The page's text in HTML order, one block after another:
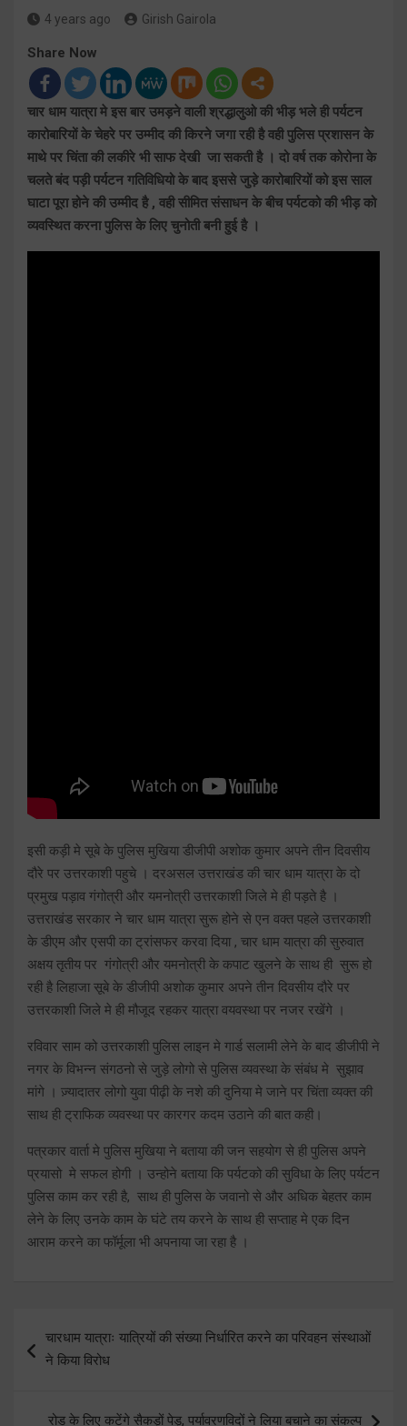
4 years ago Girish Gairola
Share Now
चार धाम यात्रा मे इस बार उमड़ने वाली श्रद्धालुओ की भीड़ भले ही पर्यटन
कारोबारियों के चेहरे पर उम्मीद की किरने जगा रही है वही पुलिस प्रशासन के
माथे पर चिंता की लकीरे भी साफ देखी जा सकती है । दो वर्ष तक कोरोना के
चलते बंद पड़ी पर्यटन गतिविधियो के बाद इससे जुड़े कारोबारियों को इस साल
घाटा पूरा होने की उम्मीद है , वही सीमित संसाधन के बीच पर्यटको की भीड़ को
व्यवस्थित करना पुलिस के लिए चुनोती बनी हुई है ।
इसी कड़ी मे सूबे के पुलिस मुखिया डीजीपी अशोक कुमार अपने तीन दिवसीय
दौरे पर उत्तरकाशी पहुचे । दरअसल उत्तराखंड की चार धाम यात्रा के दो
प्रमुख पड़ाव गंगोत्री और यमनोत्री उत्तरकाशी जिले मे ही पड़ते है ।
उत्तराखंड सरकार ने चार धाम यात्रा सुरू होने से एन वक्त पहले उत्तरकाशी
के डीएम और एसपी का ट्रांसफर करवा दिया , चार धाम यात्रा की सुरुवात
अक्षय तृतीय पर गंगोत्री और यमनोत्री के कपाट खुलने के साथ ही सुरू हो
रही है लिहाजा सूबे के डीजीपी अशोक कुमार अपने तीन दिवसीय दौरे पर
उत्तरकाशी जिले मे ही मौजूद रहकर यात्रा वयवस्था पर नजर रखेंगे ।
रविवार साम को उत्तरकाशी पुलिस लाइन मे गार्ड सलामी लेने के बाद डीजीपी ने
नगर के विभन्न संगठनो से जुड़े लोगो से पुलिस व्यवस्था के संबंध मे सुझाव
मांगे । ज़्यादातर लोगो युवा पीढ़ी के नशे की दुनिया मे जाने पर चिंता व्यक्त की
साथ ही ट्राफिक व्यवस्था पर कारगर कदम उठाने की बात कही।
पत्रकार वार्ता मे पुलिस मुखिया ने बताया की जन सहयोग से ही पुलिस अपने
प्रयासो मे सफल होगी । उन्होने बताया कि पर्यटको की सुविधा के लिए पर्यटन
पुलिस काम कर रही है, साथ ही पुलिस के जवानो से और अधिक बेहतर काम
लेने के लिए उनके काम के घंटे तय करने के साथ ही सप्ताह मे एक दिन
आराम करने का फॉर्मूला भी अपनाया जा रहा है ।
navigation
चारधाम यात्राः यात्रियों की संख्या निर्धारित करने का परिवहन संस्थाओं
ने किया विरोध
रोड के लिए कटेंगे सैकड़ों पेड़, पर्यावरणविदों ने लिया बचाने का संकल्प